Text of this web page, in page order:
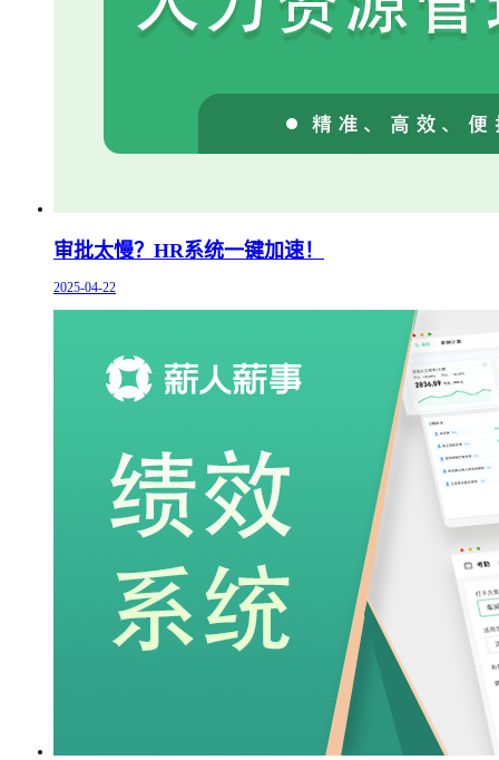
审批太慢？HR系统一键加速！
2025-04-22